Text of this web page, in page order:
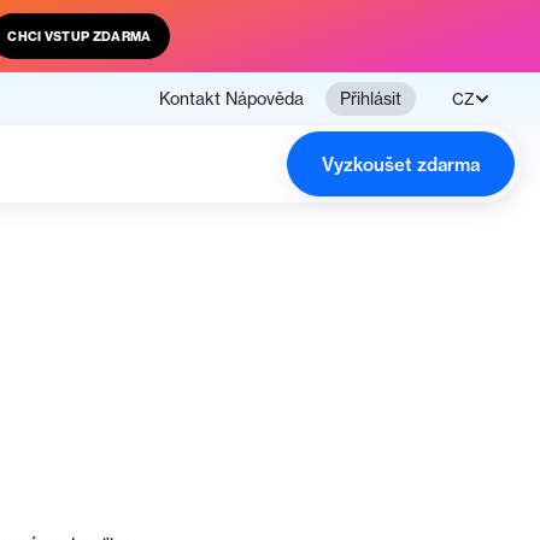
CHCI VSTUP ZDARMA
Kontakt Nápověda Přihlásit CZ
Vyzkoušet zdarma